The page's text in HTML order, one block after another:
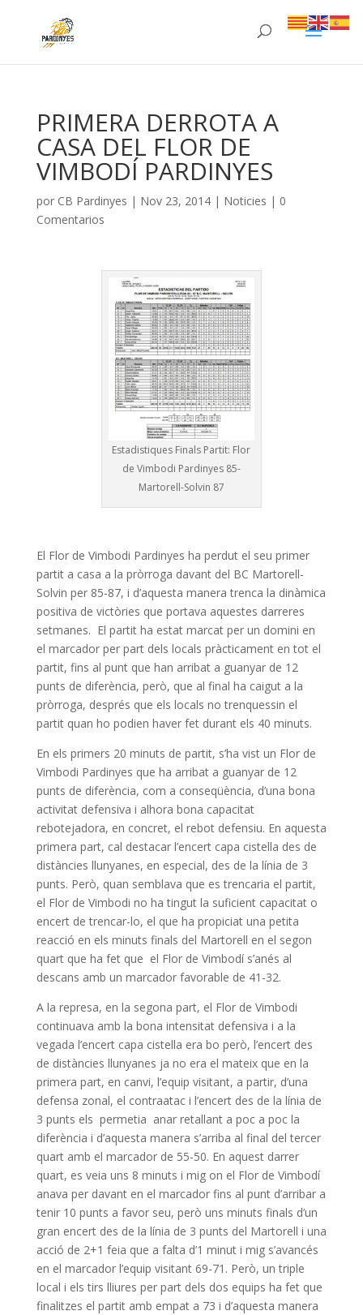
PRIMERA DERROTA A
CASA DEL FLOR DE
VIMBODÍ PARDINYES
por CB Pardinyes | Nov 23, 2014| Noticies | 0
Comentarios
Estadistiques Finals Partit: Flor
de Vimbodi Pardinyes 85-
Martorell-Solvin 87
El Flor de Vimbodi Pardinyes ha perdut el seu primer
partit a casa a la pròrroga davant del BC Martorell-
Solvin per 85-87, i d’aquesta manera trenca la dinàmica
positiva de victòries que portava aquestes darreres
setmanes. El partit ha estat marcat per un domini en
el marcador per part dels locals pràcticament en tot el
partit, fins al punt que han arribat a guanyar de 12
punts de diferència, però, que al final ha caigut a la
pròrroga, després que els locals no trenquessin el
partit quan ho podien haver fet durant els 40 minuts.
En els primers 20 minuts de partit, s’ha vist un Flor de
Vimbodi Pardinyes que ha arribat a guanyar de 12
punts de diferència, com a conseqüència, d’una bona
activitat defensiva i alhora bona capacitat
rebotejadora, en concret, el rebot defensiu. En aquesta
primera part, cal destacar l’encert capa cistella des de
distàncies llunyanes, en especial, des de la línia de 3
punts. Però, quan semblava que es trencaria el partit,
el Flor de Vimbodi no ha tingut la suficient capacitat o
encert de trencar-lo, el que ha propiciat una petita
reacció en els minuts finals del Martorell en el segon
quart que ha fet que el Flor de Vimbodí s’anés al
descans amb un marcador favorable de 41-32.
A la represa, en la segona part, el Flor de Vimbodi
continuava amb la bona intensitat defensiva i a la
vegada l’encert capa cistella era bo però, l’encert des
de distàncies llunyanes ja no era el mateix que en la
primera part, en canvi, l’equip visitant, a partir, d’una
defensa zonal, el contraatac i l’encert des de la línia de
3 punts els permetia anar retallant a poc a poc la
diferència i d’aquesta manera s’arriba al final del tercer
quart amb el marcador de 55-50. En aquest darrer
quart, es veia uns 8 minuts i mig on el Flor de Vimbodí
anava per davant en el marcador fins al punt d’arribar a
tenir 10 punts a favor seu, però uns minuts finals d’un
gran encert des de la línia de 3 punts del Martorell i una
acció de 2+1 feia que a falta d’1 minut i mig s’avancés
en el marcador l’equip visitant 69-71. Però, un triple
local i els tirs lliures per part dels dos equips ha fet que
finalitzes el partit amb empat a 73 i d’aquesta manera